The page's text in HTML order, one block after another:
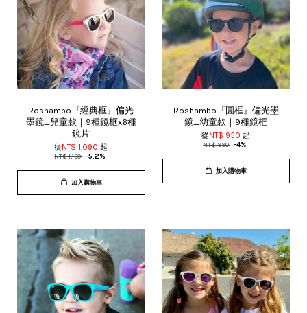
Roshambo『經典框』偏光
墨鏡_兒童款｜9種鏡框x6種
鏡片
從 NT$ 1,090起
NT$ 1,150 -5.2%
加入購物車
Roshambo『圓框』偏光墨
鏡_幼童款｜9種鏡框
從 NT$ 950起
NT$ 990 -4%
加入購物車